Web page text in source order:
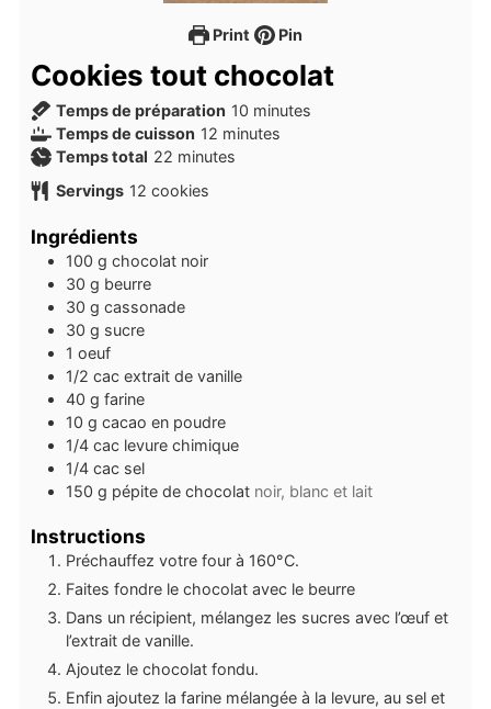
Print Pin
Cookies tout chocolat
Temps de préparation 10 minutes
minutes
Temps de cuisson 12 minutes
minutes
Temps total 22 minutes
minutes
Servings 12 cookies
Ingrédients
100 g chocolat noir
30 g beurre
30 g cassonade
30 g sucre
1 oeuf
1/2 cac extrait de vanille
40 g farine
10 g cacao en poudre
1/4 cac levure chimique
1/4 cac sel
150 g pépite de chocolat noir, blanc et lait
Instructions
Préchauffez votre four à 160°C.
Faites fondre le chocolat avec le beurre
Dans un récipient, mélangez les sucres avec l’œuf et
l’extrait de vanille.
Ajoutez le chocolat fondu.
Enfin ajoutez la farine mélangée à la levure, au sel et